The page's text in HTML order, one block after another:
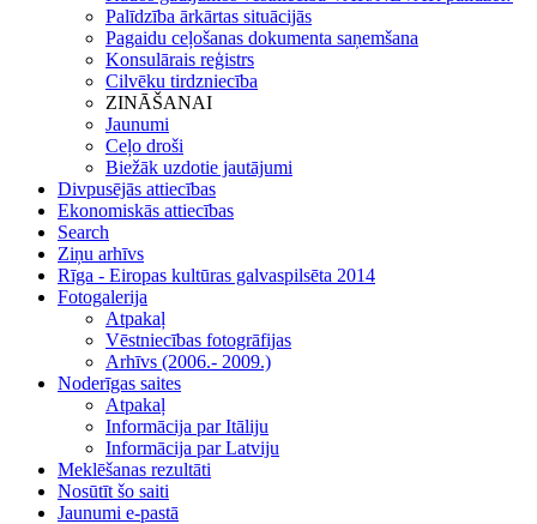
Palīdzība ārkārtas situācijās
Pagaidu ceļošanas dokumenta saņemšana
Konsulārais reģistrs
Cilvēku tirdzniecība
ZINĀŠANAI
Jaunumi
Ceļo droši
Biežāk uzdotie jautājumi
Divpusējās attiecības
Ekonomiskās attiecības
Search
Ziņu arhīvs
Rīga - Eiropas kultūras galvaspilsēta 2014
Fotogalerija
Atpakaļ
Vēstniecības fotogrāfijas
Arhīvs (2006.- 2009.)
Noderīgas saites
Atpakaļ
Informācija par Itāliju
Informācija par Latviju
Meklēšanas rezultāti
Nosūtīt šo saiti
Jaunumi e-pastā